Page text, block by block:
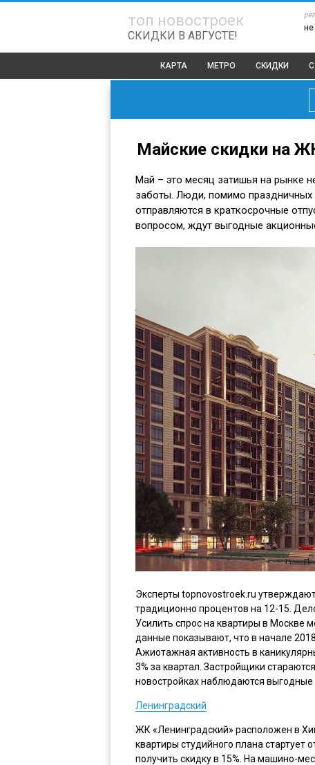
топ новостроек
СКИДКИ В АВГУСТЕ!
КАРТА МЕТРО СКИДКИ
Майские скидки на
Май – это месяц затишья на рынке
заботы. Люди, помимо праздничных
отправляются в краткосрочные
вопросом, ждут выгодные
Эксперты topnovostroek.ru
традиционно процентов на 12-15.
Усилить спрос на квартиры в Москве
данные показывают, что в начале
Ажиотажная активность в
3% за квартал. Застройщики
новостройках наблюдаются выгодные
Ленинградский
ЖК «Ленинградский» расположен в
квартиры студийного плана стартует
получить скидку в 15%. На машино-